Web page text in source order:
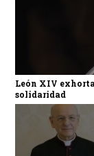
León XIV
solidaridad